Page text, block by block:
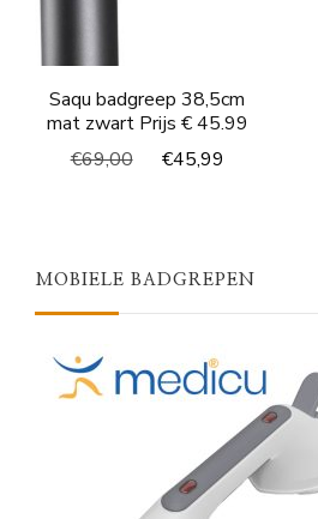
Saqu badgreep 38,5cm
mat zwart Prijs € 45.99
€69,00
Oorspronkelijke
€45,99
MOBIELE BADGREPEN